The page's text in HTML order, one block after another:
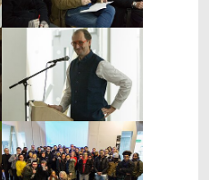
Show larger version
Show larger version